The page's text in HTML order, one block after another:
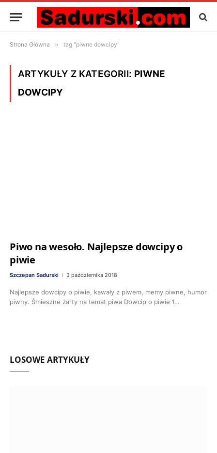
Strona Główna » tag "piwne dowcipy"
ARTYKUŁY Z KATEGORII: PIWNE
DOWCIPY
Piwo na wesoło. Najlepsze dowcipy o
piwie
Szczepan Sadurski 3 października 2018
Najlepsze dowcipy o piwie, kawały z piwem, memy piwne, humor
piwny. Śmieszne żarty na temat piwa Dowcip o piwie 1…
LOSOWE ARTYKUŁY